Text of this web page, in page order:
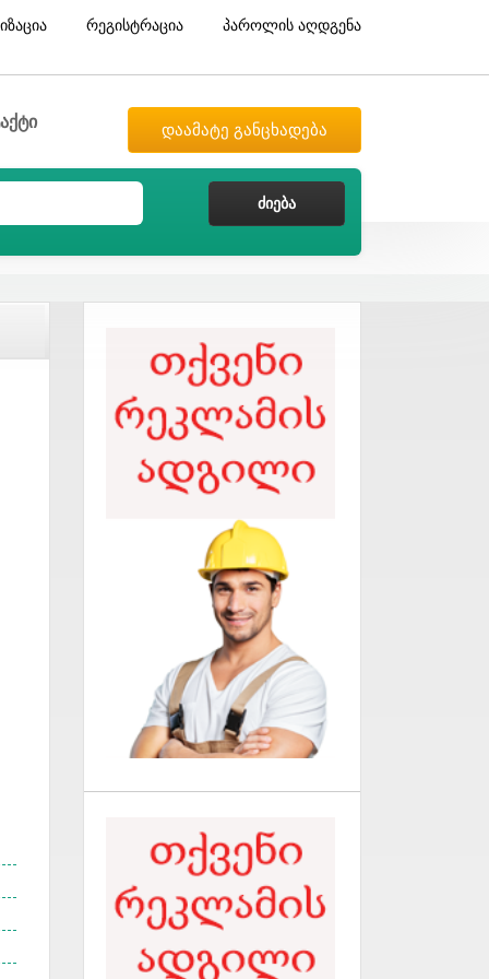
რეგისტრაცია პაროლის აღდგენა
დაამატე განცხადება